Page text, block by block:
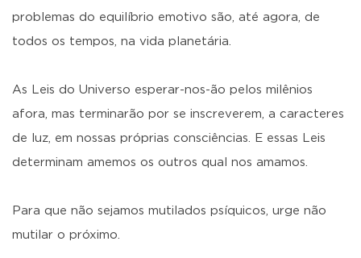
problemas do equilíbrio emotivo são, até agora, de
todos os tempos, na vida planetária.
As Leis do Universo esperar-nos-ão pelos milênios
afora, mas terminarão por se inscreverem, a caracteres
de luz, em nossas próprias consciências. E essas Leis
determinam amemos os outros qual nos amamos.
Para que não sejamos mutilados psíquicos, urge não
mutilar o próximo.